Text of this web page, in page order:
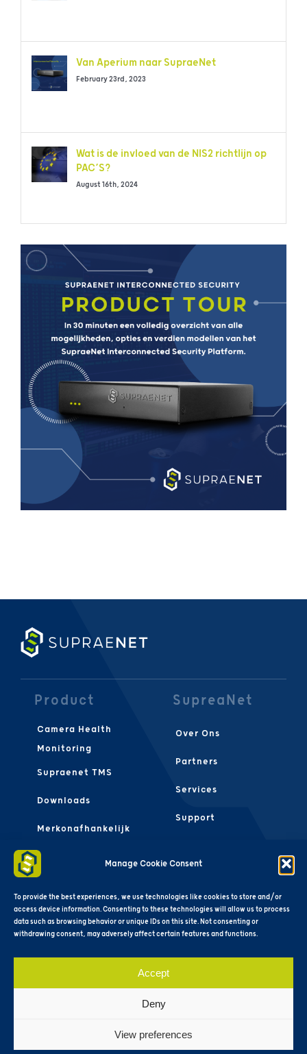
Manage Cookie Consent
To provide the best experiences, we use technologies like cookies to store and/or
access device information. Consenting to these technologies will allow us to process
data such as browsing behavior or unique IDs on this site. Not consenting or
withdrawing consent, may adversely affect certain features and functions.
Accept
Deny
View preferences
Van Aperium naar SupraeNet
February 23rd, 2023
Wat is de invloed van de NIS2 richtlijn op
PAC’S?
August 16th, 2024
Product
Camera Health
Monitoring
Supraenet TMS
Downloads
Merkonafhankelijk
FAQS
SupreaNet
Over Ons
Partners
Services
Support
Algemene